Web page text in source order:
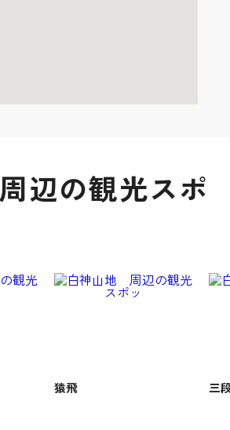
辺の観光スポ
猿飛 三